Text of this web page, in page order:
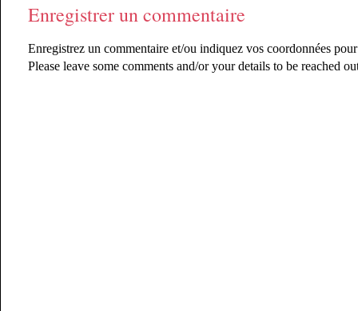
Enregistrer un commentaire
Enregistrez un commentaire et/ou indiquez vos coordonnées
Please leave some comments and/or your details to be reached